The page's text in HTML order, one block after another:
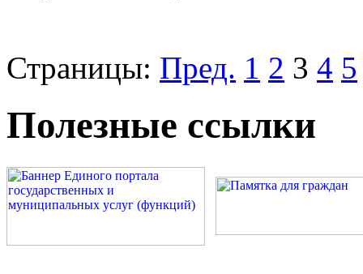
Страницы: Пред. 1 2 3 4 5
Полезные ссылки